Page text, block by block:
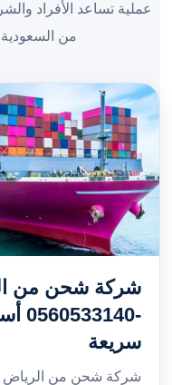
عملية تساعد الأفراد
من
شركة شحن من
-
سريعة
شركة شحن من الرياض